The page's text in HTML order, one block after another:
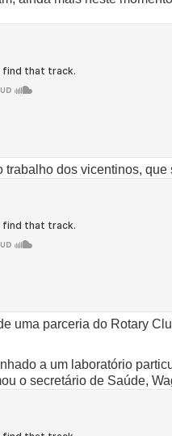
dos vicentinos,
uma parceria do Rotary
a um laboratório
o secretário de Saúde,